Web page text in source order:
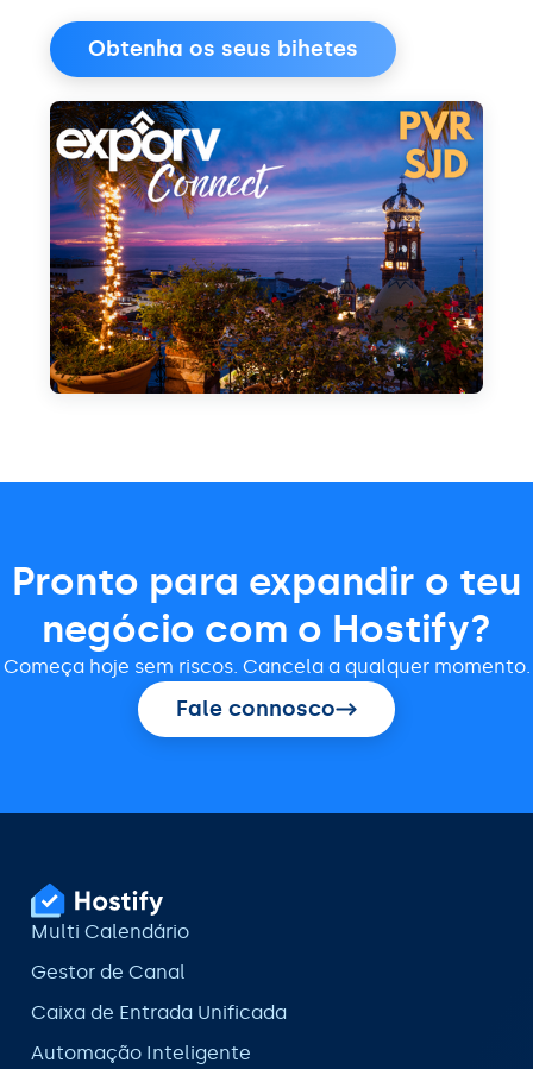
Obtenha os seus bihetes
Pronto para expandir o teu
negócio com o Hostify?
Começa hoje sem riscos. Cancela a qualquer momento.
Fale connosco
Multi Calendário
Gestor de Canal
Caixa de Entrada Unificada
Automação Inteligente